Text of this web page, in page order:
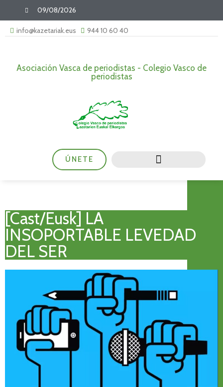
09/08/2026
info@kazetariak.eus 944 10 60 40
Asociación Vasca de periodistas - Colegio Vasco de
periodistas
ÚNETE
[Cast/Eusk] LA
INSOPORTABLE LEVEDAD
DEL SER